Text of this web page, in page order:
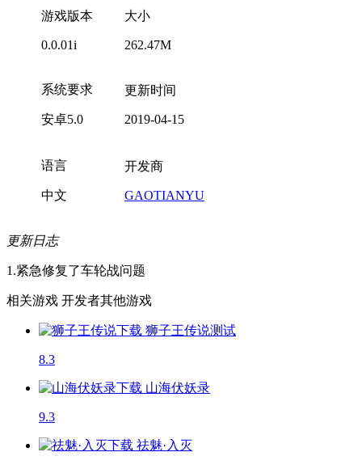
游戏版本
0.0.01i
大小
262.47M
系统要求
安卓5.0
更新时间
2019-04-15
语言
中文
开发商
GAOTIANYU
更新日志
1.紧急修复了车轮战问题
相关游戏 开发者其他游戏
狮子王传说测试
8.3
山海伏妖录
9.3
祛魅·入灭